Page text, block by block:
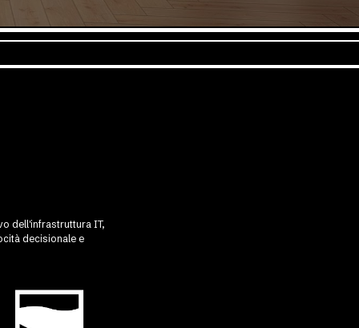
dell'infrastruttura IT,
decisionale e